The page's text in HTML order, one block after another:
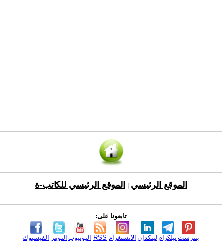
الموقع الرئيسي الموقع الرئيسي للكاتب-ة
تابعونا على:
الفيسبوك التويتر اليوتيوب RSS الانستغرام لينكدإن تيلكرامبنترست